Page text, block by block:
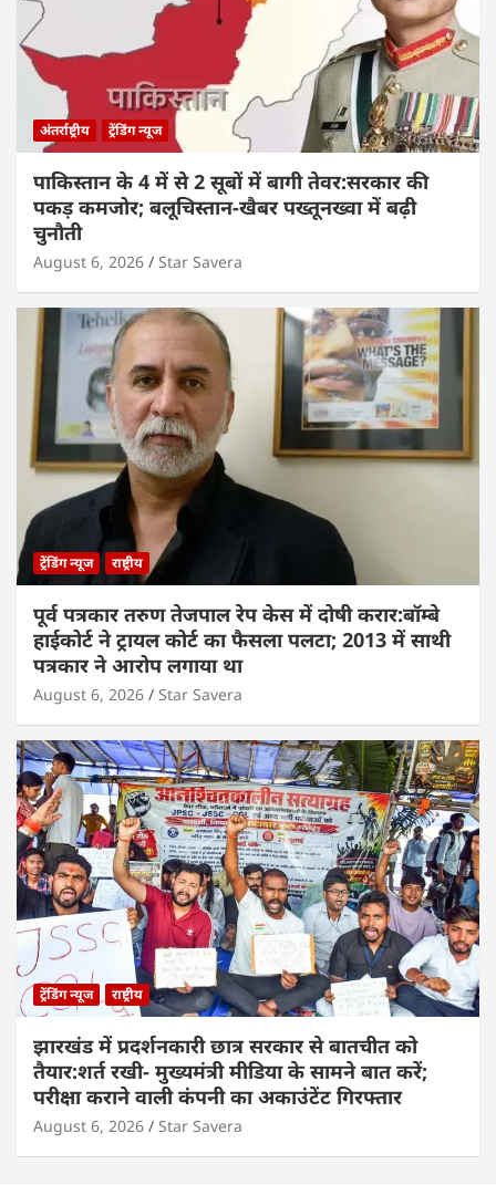
अंतर्राष्ट्रीय ट्रेंडिंग न्यूज
पाकिस्तान के 4 में से 2 सूबों में बागी तेवर:सरकार की
पकड़ कमजोर; बलूचिस्तान-खैबर पख्तूनख्वा में बढ़ी
चुनौती
August 6, 2026 Star Savera
ट्रेंडिंग न्यूज राष्ट्रीय
पूर्व पत्रकार तरुण तेजपाल रेप केस में दोषी करार:बॉम्बे
हाईकोर्ट ने ट्रायल कोर्ट का फैसला पलटा; 2013 में साथी
पत्रकार ने आरोप लगाया था
August 6, 2026 Star Savera
ट्रेंडिंग न्यूज राष्ट्रीय
झारखंड में प्रदर्शनकारी छात्र सरकार से बातचीत को
तैयार:शर्त रखी- मुख्यमंत्री मीडिया के सामने बात करें;
परीक्षा कराने वाली कंपनी का अकाउंटेंट गिरफ्तार
August 6, 2026 Star Savera